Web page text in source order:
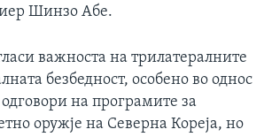
Шинзо Абе.
важноста на трилатералните
безбедност, особено во однос
на програмите за
оружје на Северна Кореја, но